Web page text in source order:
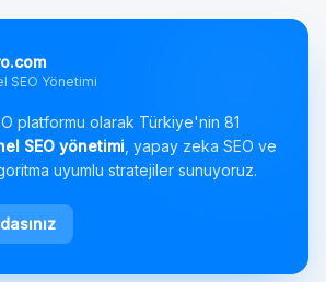
SEO Yönetimi
platformu olarak Türkiye'nin 81
SEO yönetimi , yapay zeka SEO ve
uyumlu stratejiler sunuyoruz.